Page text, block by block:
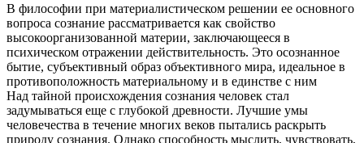
В философии при материалистическом решении ее основного
вопроса сознание рассматривается как свойство
высокоорганизованной материи, заключающееся в
психическом отражении действительность. Это осознанное
бытие, субъективный образ объективного мира, идеальное в
противоположность материальному и в единстве с ним
Над тайной происхождения сознания человек стал
задумываться еще с глубокой древности. Лучшие умы
человечества в течение многих веков пытались раскрыть
природу сознания. Однако способность мыслить, чувствовать,